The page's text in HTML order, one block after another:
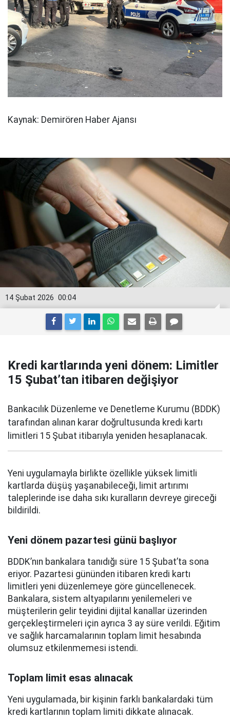
Kaynak: Demirören Haber Ajansı
00:04
14 Şubat 2026
Kredi kartlarında yeni dönem: Limitler
15 Şubat’tan itibaren değişiyor
Bankacılık Düzenleme ve Denetleme Kurumu (BDDK)
tarafından alınan karar doğrultusunda kredi kartı
limitleri 15 Şubat itibarıyla yeniden hesaplanacak.
Yeni uygulamayla birlikte özellikle yüksek limitli
kartlarda düşüş yaşanabileceği, limit artırımı
taleplerinde ise daha sıkı kuralların devreye gireceği
bildirildi.
Yeni dönem pazartesi günü başlıyor
BDDK’nın bankalara tanıdığı süre 15 Şubat’ta sona
eriyor. Pazartesi gününden itibaren kredi kartı
limitleri yeni düzenlemeye göre güncellenecek.
Bankalara, sistem altyapılarını yenilemeleri ve
müşterilerin gelir teyidini dijital kanallar üzerinden
gerçekleştirmeleri için ayrıca 3 ay süre verildi. Eğitim
ve sağlık harcamalarının toplam limit hesabında
olumsuz etkilenmemesi istendi.
Toplam limit esas alınacak
Yeni uygulamada, bir kişinin farklı bankalardaki tüm
kredi kartlarının toplam limiti dikkate alınacak.